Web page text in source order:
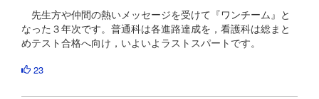
先生方や仲間の熱いメッセージを受けて『ワンチーム』と
なった３年次です。普通科は各進路達成を，看護科は総まと
めテスト合格へ向け，いよいよラストスパートです。
23